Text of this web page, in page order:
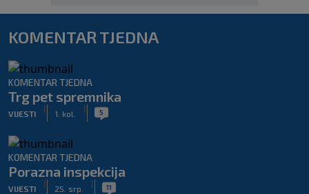
KOMENTAR TJEDNA
KOMENTAR TJEDNA
Trg pet spremnika
VIJESTI
|
1. kol.
| 5
KOMENTAR TJEDNA
Porazna inspekcija
VIJESTI
|
25. srp.
| 11